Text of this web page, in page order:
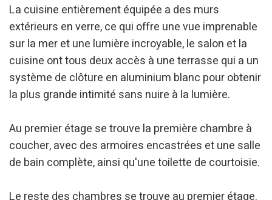
La cuisine entièrement équipée a des murs
extérieurs en verre, ce qui offre une vue imprenable
sur la mer et une lumière incroyable, le salon et la
cuisine ont tous deux accès à une terrasse qui a un
système de clôture en aluminium blanc pour obtenir
la plus grande intimité sans nuire à la lumière.
Au premier étage se trouve la première chambre à
coucher, avec des armoires encastrées et une salle
de bain complète, ainsi qu'une toilette de courtoisie.
Le reste des chambres se trouve au premier étage.
Ces cookies sont utilisés pour stocker des informations sur
les préférences et les choix personnels de l'utilisateur
grâce à l'observation continue de ses habitudes de
navigation. Grâce à eux, nous pouvons connaître les
habitudes de navigation sur le site Web et afficher des
publicités liées au profil de navigation de l'utilisateur.